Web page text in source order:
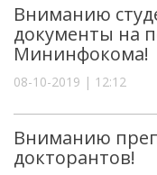
Вниманию
документы на
Мининфокома!
08-10-2019 | 12:12
Вниманию
докторантов!